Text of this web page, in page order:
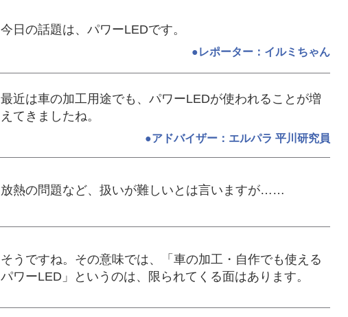
今日の話題は、パワーLEDです。
●レポーター：イルミちゃん
最近は車の加工用途でも、パワーLEDが使われることが増
えてきましたね。
●アドバイザー：エルパラ 平川研究員
放熱の問題など、扱いが難しいとは言いますが……
そうですね。その意味では、「車の加工・自作でも使える
パワーLED」というのは、限られてくる面はあります。